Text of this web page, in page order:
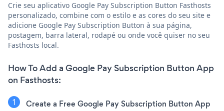
Crie seu aplicativo Google Pay Subscription Button Fasthosts
personalizado, combine com o estilo e as cores do seu site e
adicione Google Pay Subscription Button à sua página,
postagem, barra lateral, rodapé ou onde você quiser no seu
Fasthosts local.
How To Add a Google Pay Subscription Button App
on Fasthosts:
Create a Free Google Pay Subscription Button App